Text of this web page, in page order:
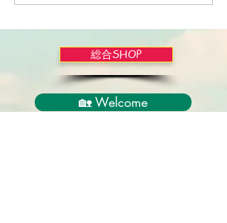
総合SHOP
🏡 Welcome